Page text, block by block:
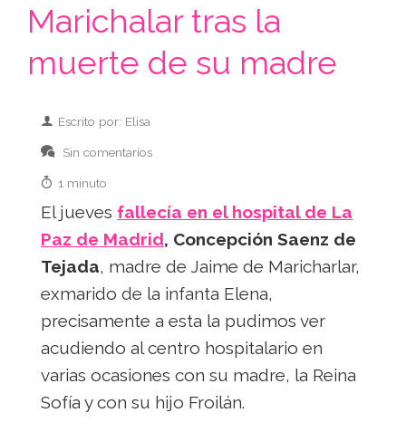
Marichalar tras la
muerte de su madre
Escrito por: Elisa
Sin comentarios
1 minuto
El jueves fallecía en el hospital de La
Paz de Madrid, Concepción Saenz de
Tejada, madre de Jaime de Maricharlar,
exmarido de la infanta Elena,
precisamente a esta la pudimos ver
acudiendo al centro hospitalario en
varias ocasiones con su madre, la Reina
Sofía y con su hijo Froilán.